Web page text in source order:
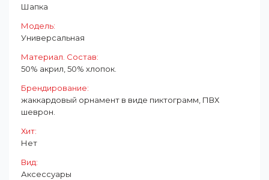
Шапка
Модель:
Универсальная
Материал. Состав:
50% акрил, 50% хлопок.
Брендирование:
жаккардовый орнамент в виде пиктограмм, ПВХ
шеврон.
Хит:
Нет
Вид:
Аксессуары